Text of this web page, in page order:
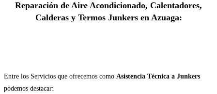
Reparación de Aire Acondicionado, Calentadores,
Calderas y Termos Junkers en Azuaga:
Entre los Servicios que ofrecemos como Asistencia Técnica a Junkers
podemos destacar: